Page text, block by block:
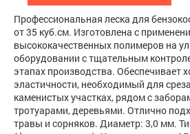
Профессиональная леска для
от 35 куб.см. Изготовлена с
высококачественных полимеров на
оборудовании с тщательным
этапах производства. Обеспечивает
эластичности, необходимый для
каменистых участках, рядом с
тротуарами, деревьями. Отлично
травы и сорняков. Диаметр: 3,0 мм.